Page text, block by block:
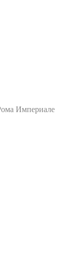
Империале